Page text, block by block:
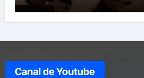
Canal de Youtube